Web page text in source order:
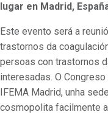
lugar en Madrid,
Este evento será a
trastornos da
persoas con trastornos
interesadas. O
IFEMA Madrid, unha
cosmopolita facilmente